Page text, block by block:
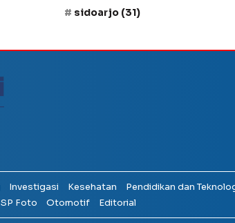
sidoarjo (31)
Investigasi Kesehatan
Pendidikan dan
SP Foto Otomotif Editorial